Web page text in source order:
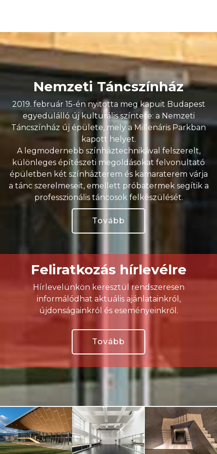
Nemzeti Táncszínház
2019. február 15-én nyitotta meg kapuit Budapest
egyedülálló új kulturális színtere: a Nemzeti
Táncszínház új épülete, mely a Millenáris Parkban
kapott helyet.
A legmodernebb színháztechnikával felszerelt,
különleges építészeti megoldásokat felvonultató
épületben két színházterem és kamaraterem várja
a tánc szerelmeseit, emellett próbatermek segítik a
professzionális táncosok felkészülését.
Tovább
Feliratkozás hírlevélre
Hírlevelünkön keresztül rendszeresen
informálódhat aktuális ajánlatainkról,
újdonságainkról és eseményeinkről.
Tovább